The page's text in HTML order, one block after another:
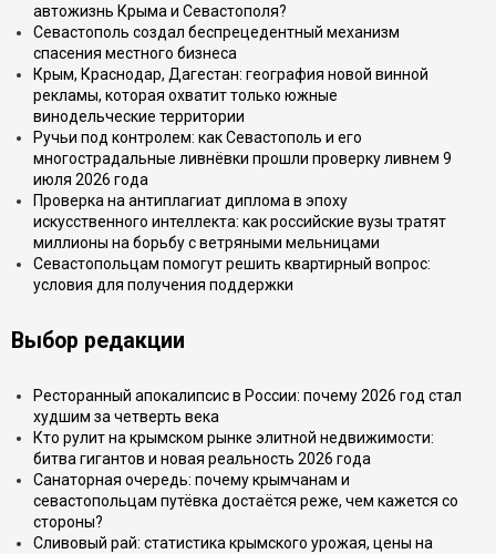
автожизнь Крыма и Севастополя?
Севастополь создал беспрецедентный механизм
спасения местного бизнеса
Крым, Краснодар, Дагестан: география новой винной
рекламы, которая охватит только южные
винодельческие территории
Ручьи под контролем: как Севастополь и его
многострадальные ливнёвки прошли проверку ливнем 9
июля 2026 года
Проверка на антиплагиат диплома в эпоху
искусственного интеллекта: как российские вузы тратят
миллионы на борьбу с ветряными мельницами
Севастопольцам помогут решить квартирный вопрос:
условия для получения поддержки
Выбор редакции
Ресторанный апокалипсис в России: почему 2026 год стал
худшим за четверть века
Кто рулит на крымском рынке элитной недвижимости:
битва гигантов и новая реальность 2026 года
Санаторная очередь: почему крымчанам и
севастопольцам путёвка достаётся реже, чем кажется со
стороны?
Сливовый рай: статистика крымского урожая, цены на